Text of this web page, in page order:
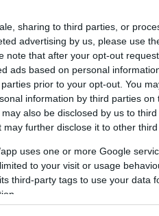
sharing to third parties, or
advertising by us, please use
note that after your opt-out
ads based on personal
prior to your opt-out. You
information by third parties on
also be disclosed by us to
may further disclose it to other third
uses one or more Google
to your visit or usage
third-party tags to use your data